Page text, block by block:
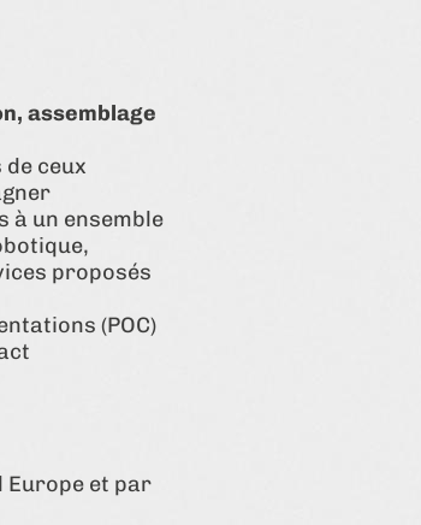
assemblage
ceux
à un ensemble
proposés
(POC)
Europe et par